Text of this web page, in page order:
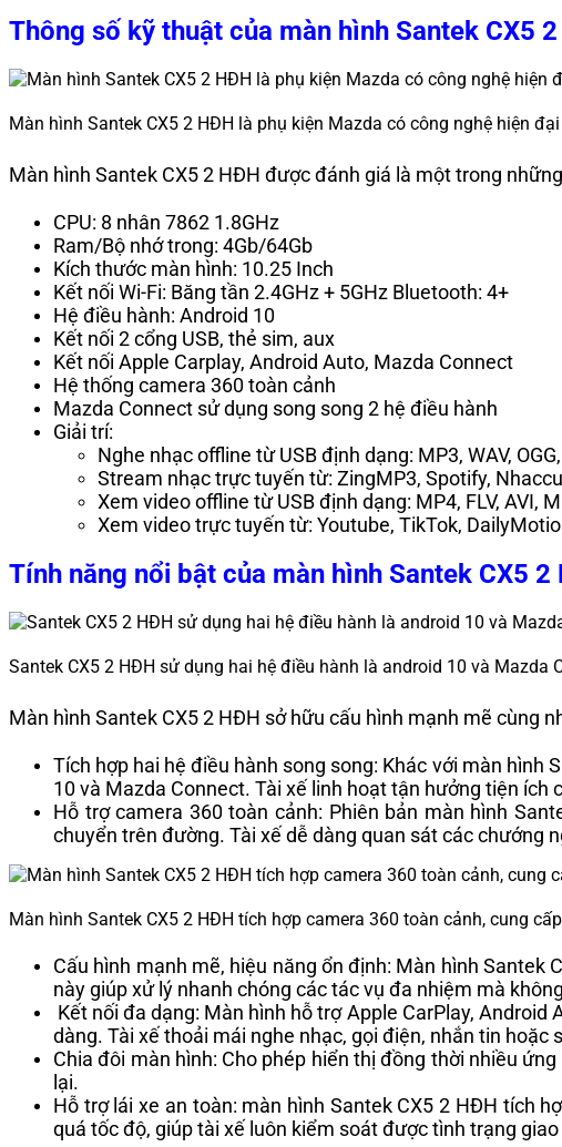
Thông số kỹ thuật của màn hình Santek CX5
Màn hình Santek CX5 2 HĐH là phụ kiện Mazda có công nghệ hiện đại
Màn hình Santek CX5 2 HĐH được đánh giá là một trong những
CPU: 8 nhân 7862 1.8GHz
Ram/Bộ nhớ trong: 4Gb/64Gb
Kích thước màn hình: 10.25 Inch
Kết nối Wi-Fi: Băng tần 2.4GHz + 5GHz Bluetooth: 4+
Hệ điều hành: Android 10
Kết nối 2 cổng USB, thẻ sim, aux
Kết nối Apple Carplay, Android Auto, Mazda Connect
Hệ thống camera 360 toàn cảnh
Mazda Connect sử dụng song song 2 hệ điều hành
Giải trí:
Nghe nhạc offline từ USB định dạng: MP3, WAV,
Stream nhạc trực tuyến từ: ZingMP3, Spotify,
Xem video offline từ USB định dạng: MP4, FLV, AVI,
Xem video trực tuyến từ: Youtube, TikTok,
Tính năng nổi bật của màn hình Santek CX5 2
Santek CX5 2 HĐH sử dụng hai hệ điều hành là android 10 và Mazda
Màn hình Santek CX5 2 HĐH sở hữu cấu hình mạnh mẽ cùng
Tích hợp hai hệ điều hành song song: Khác với màn hình
10 và Mazda Connect. Tài xế linh hoạt tận hưởng tiện
Hỗ trợ camera 360 toàn cảnh: Phiên bản màn hình
chuyển trên đường. Tài xế dễ dàng quan sát các chướng
Màn hình Santek CX5 2 HĐH tích hợp camera 360 toàn cảnh, cung
Cấu hình mạnh mẽ, hiệu năng ổn định: Màn hình Santek
này giúp xử lý nhanh chóng các tác vụ đa nhiệm mà
Kết nối đa dạng: Màn hình hỗ trợ Apple CarPlay,
dàng. Tài xế thoải mái nghe nhạc, gọi điện, nhắn tin
Chia đôi màn hình: Cho phép hiển thị đồng thời nhiều
lại.
Hỗ trợ lái xe an toàn: màn hình Santek CX5 2 HĐH tích
quá tốc độ, giúp tài xế luôn kiểm soát được tình trạng